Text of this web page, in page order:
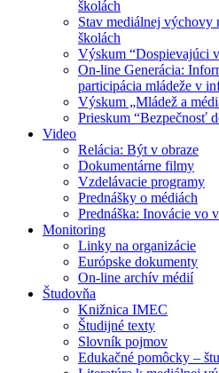
školách
Stav mediálnej výchovy
školách
Výskum “Dospievajúci
On-line Generácia:
participácia mládeže v
Výskum „Mládež a
Prieskum “Bezpečnosť
Video
Relácia: Být v obraze
Dokumentárne filmy
Vzdelávacie programy
Prednášky o médiách
Prednáška: Inovácie vo
Monitoring
Linky na organizácie
Európske dokumenty
On-line archív médií
Študovňa
Knižnica IMEC
Študijné texty
Slovník pojmov
Edukačné pomôcky –